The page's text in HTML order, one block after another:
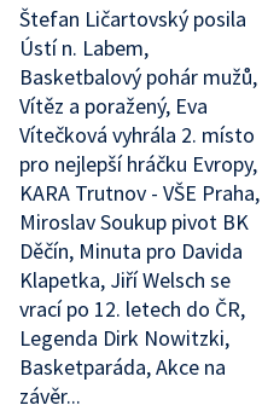
Štefan Ličartovský posila
Ústí n. Labem,
Basketbalový pohár mužů,
Vítěz a poražený, Eva
Vítečková vyhrála 2. místo
pro nejlepší hráčku Evropy,
KARA Trutnov - VŠE Praha,
Miroslav Soukup pivot BK
Děčín, Minuta pro Davida
Klapetka, Jiří Welsch se
vrací po 12. letech do ČR,
Legenda Dirk Nowitzki,
Basketparáda, Akce na
závěr...